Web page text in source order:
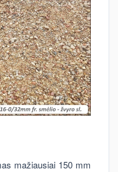
mažiausiai 150 mm